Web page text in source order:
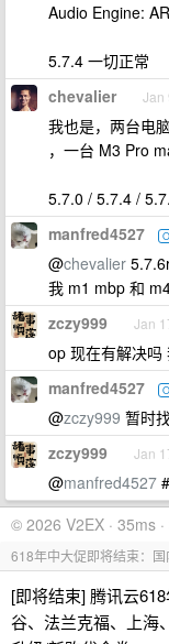
Audio Engine:
5.7.4 一切正常
chevalier Jan
我也是，两台电
，一台 M3 Pro
5.7.0 / 5.7.4 /
manfred4527
@chevalier
我 m1 mbp 和
zczy999 Jan
op 现在有解决吗
manfred4527
@zczy999 暂时
zczy999 Jan
@manfred4527
© 2026 V2EX · 35ms
618年中大促即将结束：
[即将结束] 腾讯云
谷、法兰克福、上海